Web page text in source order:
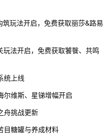
玩法开启，免费获取丽莎&路易
法开启，免费获取饕餮、共鸣
统上线
尔维斯、星锑增幅开启
舟挑战更新
目糖罐与养成材料